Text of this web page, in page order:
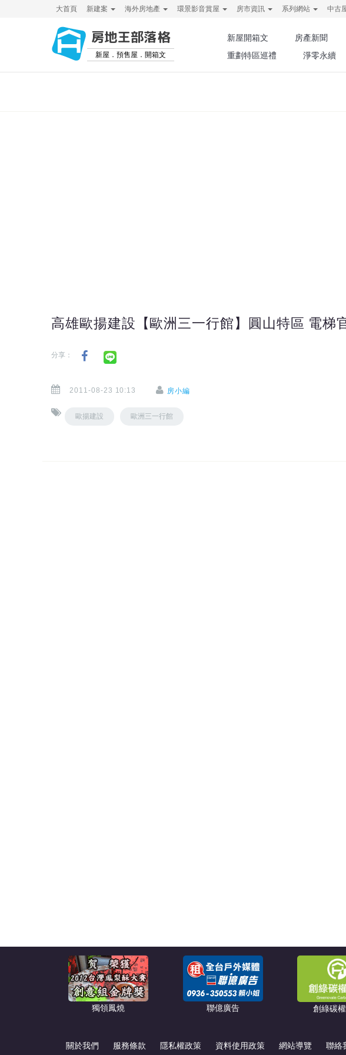
大首頁 新建案 海外房地產 環景影音賞屋 房市資訊 系列網站 中古
房地王部落格
新屋．預售屋．開箱文
新屋開箱文 房產新聞
重劃特區巡禮
淨零永續
高雄歐揚建設【歐洲三一行館】圓山特區 電梯
分享：
2011-08-23 10:13 房小編
歐揚建設 歐洲三一行館
獨領鳳燒 聯億廣告 創綠碳
關於我們 服務條款 隱私權政策 資料使用政策 網站導覽 聯絡